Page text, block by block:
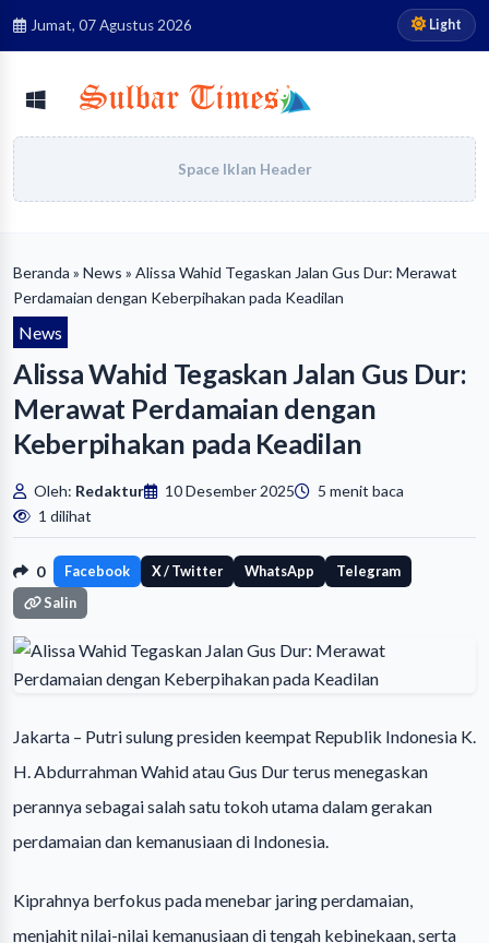
Jumat, 07 Agustus 2026 Light
Space Iklan Header
Beranda » News » Alissa Wahid Tegaskan Jalan Gus Dur: Merawat
Perdamaian dengan Keberpihakan pada Keadilan
News
Alissa Wahid Tegaskan Jalan Gus Dur:
Merawat Perdamaian dengan
Keberpihakan pada Keadilan
Oleh: Redaktur 10 Desember 2025
5 menit baca
1 dilihat
0 Facebook X / Twitter WhatsApp
Telegram
Salin
Jakarta – Putri sulung presiden keempat Republik Indonesia K.
H. Abdurrahman Wahid atau Gus Dur terus menegaskan
perannya sebagai salah satu tokoh utama dalam gerakan
perdamaian dan kemanusiaan di Indonesia.
Kiprahnya berfokus pada menebar jaring perdamaian,
menjahit nilai-nilai kemanusiaan di tengah kebinekaan, serta